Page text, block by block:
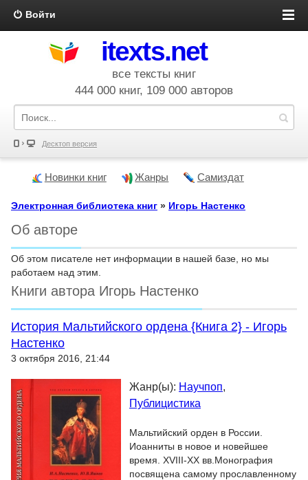
Войти
itexts.net
все тексты книг
444 000 книг, 109 000 авторов
Десктоп версия
Новинки книг Жанры Самиздат
Электронная библиотека книг » Игорь Настенко
Об авторе
Об этом писателе нет информации в нашей базе, но мы
работаем над этим.
Книги автора Игорь Настенко
История Мальтийского ордена {Книга 2} - Игорь
Настенко
3 октября 2016, 21:44
Жанр(ы): Научпоп,
Публицистика
Мальтийский орден в России.
Иоанниты в новое и новейшее
время. XVIII-XX вв.Монография
посвящена самому прославленному